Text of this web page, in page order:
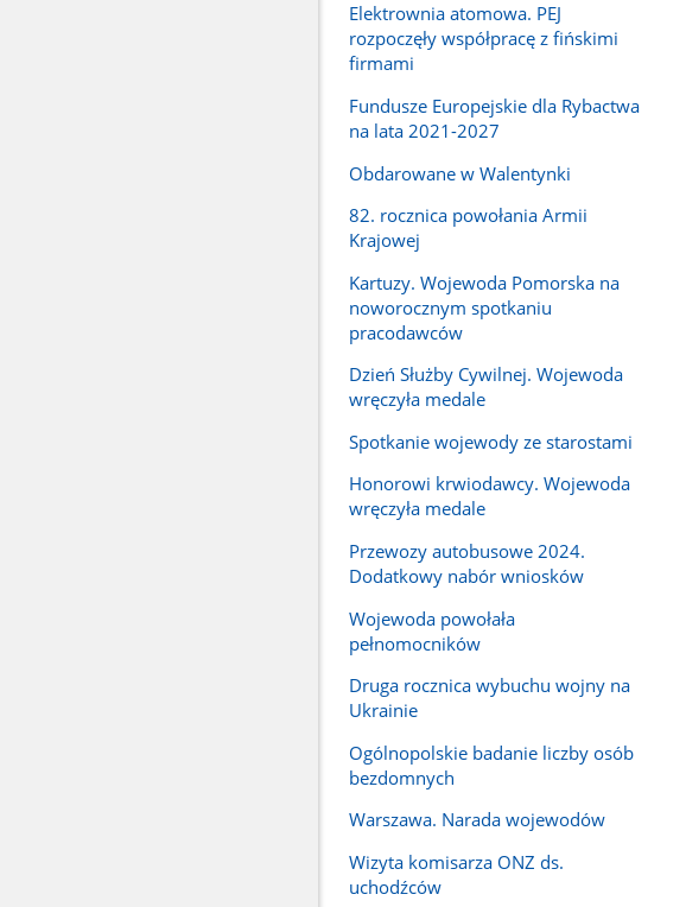
Elektrownia atomowa. PEJ
rozpoczęły współpracę z fińskimi
firmami
Fundusze Europejskie dla Rybactwa
na lata 2021-2027
Obdarowane w Walentynki
82. rocznica powołania Armii
Krajowej
Kartuzy. Wojewoda Pomorska na
noworocznym spotkaniu
pracodawców
Dzień Służby Cywilnej. Wojewoda
wręczyła medale
Spotkanie wojewody ze starostami
Honorowi krwiodawcy. Wojewoda
wręczyła medale
Przewozy autobusowe 2024.
Dodatkowy nabór wniosków
Wojewoda powołała
pełnomocników
Druga rocznica wybuchu wojny na
Ukrainie
Ogólnopolskie badanie liczby osób
bezdomnych
Warszawa. Narada wojewodów
Wizyta komisarza ONZ ds.
uchodźców